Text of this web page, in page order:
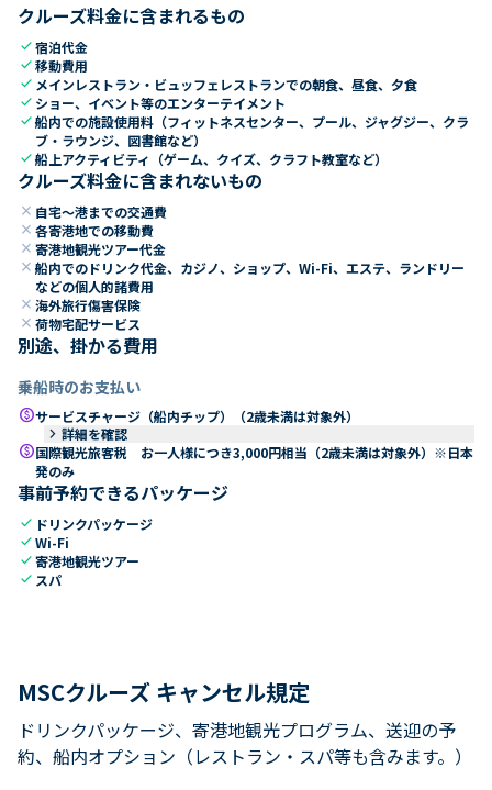
クルーズ料金に含まれるもの
check宿泊代金
check移動費用
check メインレストラン・ビュッフェレストランでの朝食、昼食、夕食
check ショー、イベント等のエンターテイメント
check船内での施設使用料（フィットネスセンター、プール、ジャグジー、クラ
ブ・ラウンジ、図書館など）
check船上アクティビティ（ゲーム、クイズ、クラフト教室など）
クルーズ料金に含まれないもの
close 自宅～港までの交通費
close 各寄港地での移動費
close 寄港地観光ツアー代金
close 船内でのドリンク代金、カジノ、ショップ、Wi-Fi、エステ、ランドリー
などの個人的諸費用
close 海外旅行傷害保険
close 荷物宅配サービス
別途、掛かる費用
乗船時のお支払い
paidサービスチャージ（船内チップ）（2歳未満は対象外）
keyboard_arrow_right 詳細を確認
paid国際観光旅客税 お一人様につき3,000円相当（2歳未満は対象外）※日本
発のみ
事前予約できるパッケージ
check ドリンクパッケージ
checkWi-Fi
check寄港地観光ツアー
check スパ
MSCクルーズ キャンセル規定
ドリンクパッケージ、寄港地観光プログラム、送迎の予
約、船内オプション（レストラン・スパ等も含みます。）